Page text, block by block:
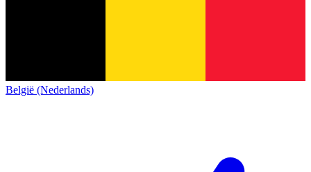
België (Nederlands)